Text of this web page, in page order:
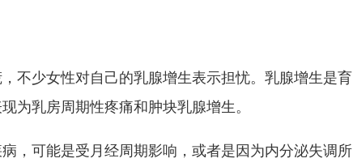
不少女性对自己的乳腺增生表示担忧。乳腺增生是育
为乳房周期性疼痛和肿块乳腺增生。
，可能是受月经周期影响，或者是因为内分泌失调所